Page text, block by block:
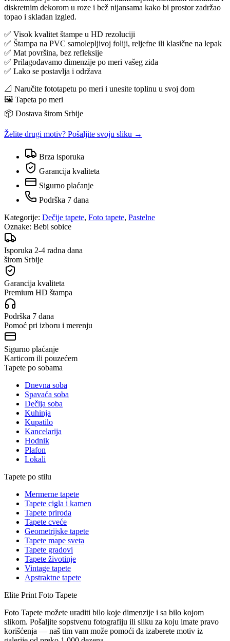
diskretnim dekorom u roze i bež nijansama kako bi prostor zadržao
topao i skladan izgled.
✅ Visok kvalitet štampe u HD rezoluciji
✅ Štampa na PVC samolepljivoj foliji, reljefne ili klasične na lepak
✅ Mat površina, bez refleksije
✅ Prilagođavamo dimenzije po meri vašeg zida
✅ Lako se postavlja i održava
📐 Naručite fototapetu po meri i unesite toplinu u svoj dom
🖼️ Tapeta po meri
📦 Dostava širom Srbije
Želite drugi motiv? Pošaljite svoju sliku →
Brza isporuka
Garancija kvaliteta
Sigurno plaćanje
Podrška 7 dana
Kategorije: Dečije tapete, Foto tapete, Pastelne
Oznake: Bebi sobice
Isporuka 2-4 radna dana
širom Srbije
Garancija kvaliteta
Premium HD štampa
Podrška 7 dana
Pomoć pri izboru i merenju
Sigurno plaćanje
Karticom ili pouzećem
Tapete po sobama
Dnevna soba
Spavaća soba
Dečija soba
Kuhinja
Kupatilo
Kancelarija
Hodnik
Plafon
Lokali
Tapete po stilu
Mermerne tapete
Tapete cigla i kamen
Tapete priroda
Tapete cveće
Geometrijske tapete
Tapete mape sveta
Tapete gradovi
Tapete životinje
Vintage tapete
Apstraktne tapete
Elite Print Foto Tapete
Foto Tapete možete uraditi bilo koje dimenzije i sa bilo kojom
slikom. Pošaljite sopstvenu fotografiju ili sliku za koju imate pravo
korišćenja — naš tim vam može pomoći da izaberete motiv iz